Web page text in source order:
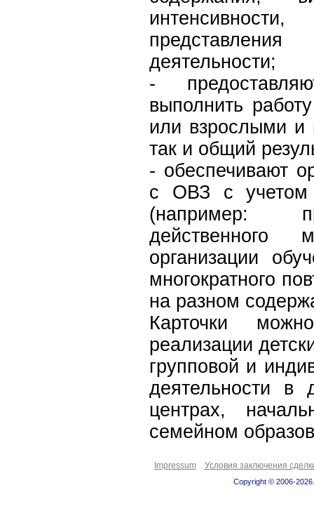
деятельности;
-
выполнить
или взрослыми и
так и общий
- обеспечивают
с ОВЗ с учетом
(например:
действенного
организации
многократного
на разном
Карточки
реализации
групповой и
деятельности в
центрах,
семейном
Impressum Условия заключения
Copyright © 2006-